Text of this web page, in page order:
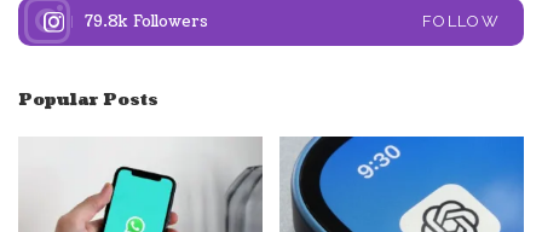
79.8k Followers FOLLOW
Popular Posts